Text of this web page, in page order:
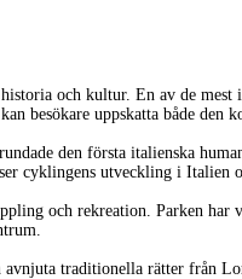
och kultur. En av de mest
besökare uppskatta både den
den första italienska
cyklingens utveckling i Italien
och rekreation. Parken har
avnjuta traditionella rätter från